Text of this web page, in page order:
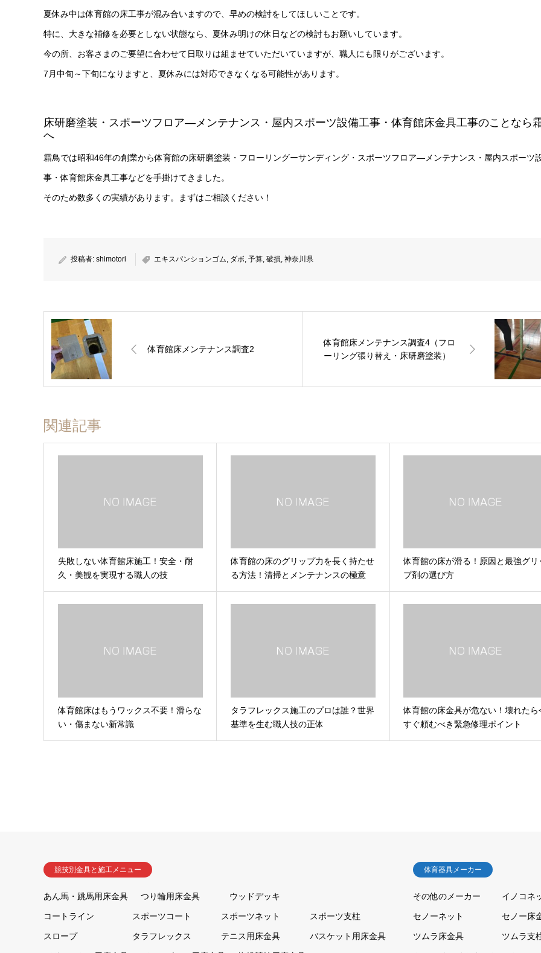
夏休み中は体育館の床工事が混み合いますので、早めの検討をしてほしいことです。
特に、大きな補修を必要としない状態なら、夏休み明けの休日などの検討もお願いしています。
今の所、お客さまのご要望に合わせて日取りは組ませていただいていますが、職人にも限りがございます。
7月中旬～下旬になりますと、夏休みには対応できなくなる可能性があります。
床研磨塗装・スポーツフロア―メンテナンス・屋内スポーツ設備工事・体育館床金具工事のことなら
へ
霜鳥では昭和46年の創業から体育館の床研磨塗装・フローリングーサンディング・スポーツフロア―メンテナンス・屋内スポーツ
事・体育館床金具工事などを手掛けてきました。
そのため数多くの実績があります。まずはご相談ください！
投稿者: shimotori エキスパンションゴム ダボ 予算 破損 神奈川県
体育館床メンテナンス調査2
体育館床メンテナンス調査4（フロ
ーリング張り替え・床研磨塗装）
関連記事
失敗しない体育館床施工！安全・耐
久・美観を実現する職人の技
体育館の床のグリップ力を長く持たせ
る方法！清掃とメンテナンスの極意
体育館の床が滑る！原因と最強グリ
プ剤の選び方
体育館床はもうワックス不要！滑らな
い・傷まない新常識
タラフレックス施工のプロは誰？世界
基準を生む職人技の正体
体育館の床金具が危ない！壊れたら
すぐ頼むべき緊急修理ポイント
競技別金具と施工メニュー
あん馬・跳馬用床金具 つり輪用床金具 ウッドデッキ
コートライン スポーツコート スポーツネット スポーツ支柱
スロープ タラフレックス テニス用床金具 バスケット用床金具
体育器具メーカー
その他のメーカー イノコネ
セノーネット セノー床
ツムラ床金具 ツムラ支